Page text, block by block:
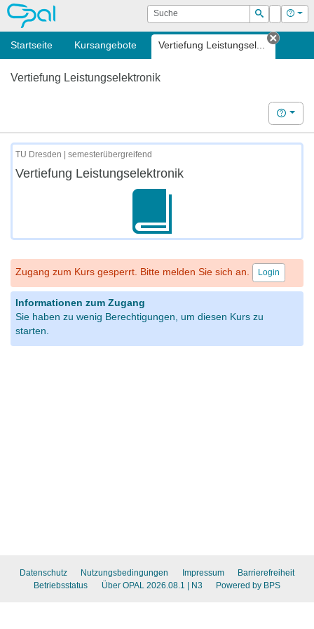
OPAL Suche
Suchen
Login Hilfe
Startseite Kursangebote Vertiefung Leistungsel...
Tab
Vertiefung Leistungselektronik
Hilfe
TU Dresden | semesterübergreifend
Vertiefung Leistungselektronik
Zugang zum Kurs gesperrt. Bitte melden Sie sich an. Login
Informationen zum Zugang
Sie haben zu wenig Berechtigungen, um diesen Kurs zu
starten.
Datenschutz Nutzungsbedingungen Impressum
Barrierefreiheit
Betriebsstatus
Über OPAL 2026.08.1 | N3 Powered by BPS